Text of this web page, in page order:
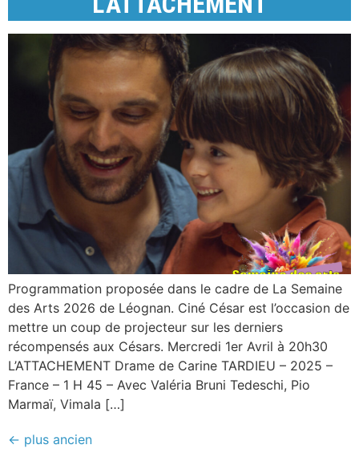
Programmation proposée dans le cadre de La Semaine
des Arts 2026 de Léognan. Ciné César est l’occasion de
mettre un coup de projecteur sur les derniers
récompensés aux Césars. Mercredi 1er Avril à 20h30
L’ATTACHEMENT Drame de Carine TARDIEU – 2025 –
France – 1 H 45 – Avec Valéria Bruni Tedeschi, Pio
Marmaï, Vimala […]
← plus ancien